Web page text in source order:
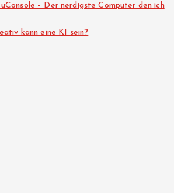
m
m
– Der nerdigste Computer den ich
kann eine KI sein?